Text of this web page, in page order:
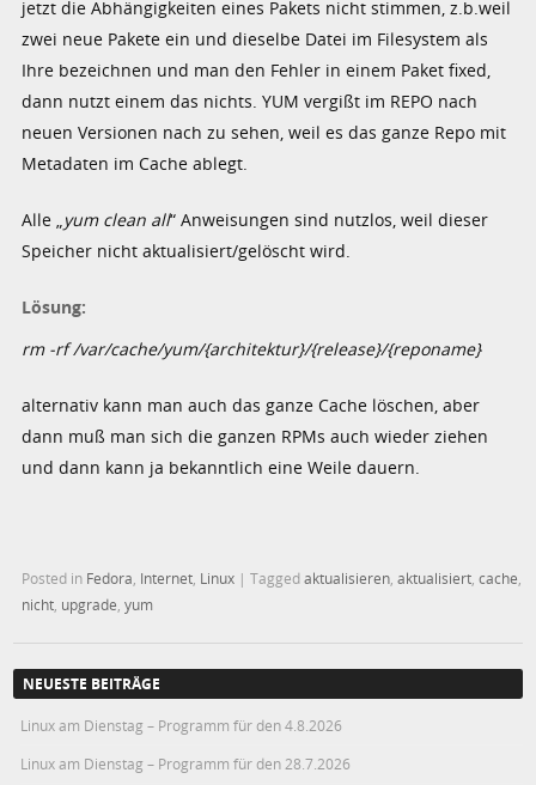
jetzt die Abhängigkeiten eines Pakets nicht stimmen, z.b.weil
zwei neue Pakete ein und dieselbe Datei im Filesystem als
Ihre bezeichnen und man den Fehler in einem Paket fixed,
dann nutzt einem das nichts. YUM vergißt im REPO nach
neuen Versionen nach zu sehen, weil es das ganze Repo mit
Metadaten im Cache ablegt.
Alle „yum clean all“ Anweisungen sind nutzlos, weil dieser
Speicher nicht aktualisiert/gelöscht wird.
Lösung:
rm -rf /var/cache/yum/{architektur}/{release}/{reponame}
alternativ kann man auch das ganze Cache löschen, aber
dann muß man sich die ganzen RPMs auch wieder ziehen
und dann kann ja bekanntlich eine Weile dauern.
Posted in Fedora Internet Linux |Taggedaktualisieren ,aktualisiert ,cache
nicht upgrade ,yum
NEUESTE BEITRÄGE
Linux am Dienstag – Programm für den 4.8.2026
Linux am Dienstag – Programm für den 28.7.2026